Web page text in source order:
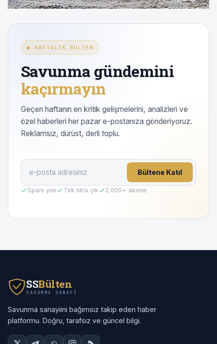
● HAFTALIK BÜLTEN
Savunma gündemini
kaçırmayın
Geçen haftanın en kritik gelişmelerini, analizleri ve
özel haberleri her pazar e-postanıza gönderiyoruz.
Reklamsız, dürüst, derli toplu.
Bültene Katıl
Spam yok Tek tıkla çık 2.000+ abone
SSBülten
SAVUNMA SANAYI
Savunma sanayiini bağımsız takip eden haber
platformu. Doğru, tarafsız ve güncel bilgi.